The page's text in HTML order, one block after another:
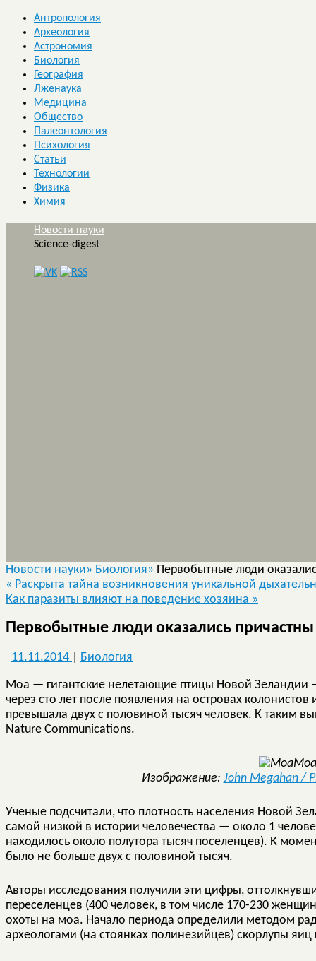
Антропология
Археология
Астрономия
Биология
География
Лженаука
Медицина
Общество
Палеонтология
Психология
Статьи
Технологии
Физика
Химия
Новости науки
Science-digest
Новости науки» Биология» Первобытные люди
« Раскрыта тайна возникновения уникальной
Как паразиты влияют на поведение хозяина »
Первобытные люди оказались
11.11.2014 Биология
Моа — гигантские нелетающие птицы Новой
через сто лет после появления на островах
превышала двух с половиной тысяч человек. К таким
Nature Communications.
Моа
Изображение: John Megahan /
Ученые подсчитали, что плотность населения Новой
самой низкой в истории человечества — около 1
находилось около полутора тысяч поселенцев). К
было не больше двух с половиной тысяч.
Авторы исследования получили эти цифры,
переселенцев (400 человек, в том числе 170-230
охоты на моа. Начало периода определили методом
археологами (на стоянках полинезийцев) скорлупы яиц